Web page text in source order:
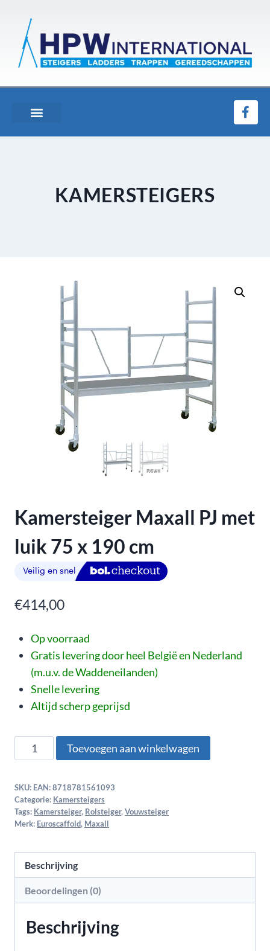
KAMERSTEIGERS
Kamersteiger Maxall PJ met
luik 75 x 190 cm
€414,00
Op voorraad
Gratis levering door heel België en Nederland
(m.u.v. de Waddeneilanden)
Snelle levering
Altijd scherp geprijsd
Toevoegen aan winkelwagen
SKU: EAN: 8718781561093
Categorie: Kamersteigers
Tags: Kamersteiger, Rolsteiger, Vouwsteiger
Merk: Euroscaffold, Maxall
Beschrijving
Beoordelingen (0)
Beschrijving